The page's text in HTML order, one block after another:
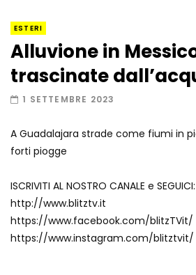
Amiocuggino fa
Due navi USA si
ESTERI
Alluvione in
trascinate
1 SETTEMBRE 2023
A Guadalajara strade come fiumi in
forti piogge
ISCRIVITI AL NOSTRO CANALE e SEGUICI:
http://www.blitztv.it
https://www.facebook.com/blitzTVit/
https://www.instagram.com/blitztvit/